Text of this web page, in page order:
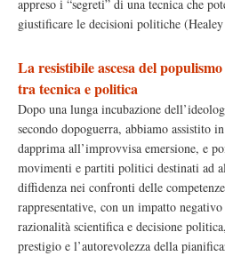
appreso i “segreti” di una tecnica che
giustificare le decisioni politiche
La resistibile ascesa del
tra tecnica e politica
Dopo una lunga incubazione
secondo dopoguerra, abbiamo assistito
dapprima all’improvvisa emersione, e
movimenti e partiti politici destinati ad
diffidenza nei confronti delle
rappresentative, con un impatto
razionalità scientifica e decisione
prestigio e l’autorevolezza della